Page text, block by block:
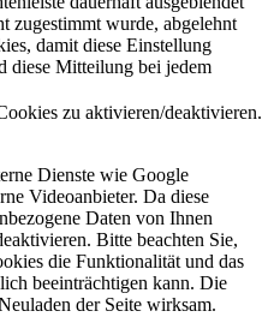
zugestimmt wurde, abgelehnt
damit diese Einstellung
diese Mitteilung bei jedem
zu aktivieren/deaktivieren.
Dienste wie Google
Videoanbieter. Da diese
Daten von Ihnen
Bitte beachten Sie,
die Funktionalität und das
beeinträchtigen kann. Die
der Seite wirksam.